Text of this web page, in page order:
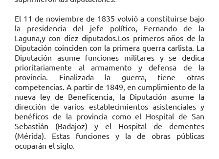
El 11 de noviembre de 1835 volvió a constituirse bajo
la presidencia del jefe político, Fernando de la
Laguna,y con diez diputados.Los primeros años de la
Diputación coinciden con la primera guerra carlista. La
Diputación asume funciones militares y se dedica
prioritariamente al armamento y defensa de la
provincia. Finalizada la guerra, tiene otras
competencias. A partir de 1849, en cumplimiento de la
nueva ley de Beneficencia, la Diputación asume la
dirección de varios establecimientos asistenciales y
benéficos de la provincia como el Hospital de San
Sebastián (Badajoz) y el Hospital de dementes
(Mérida). Estas funciones y la de obras públicas
ocuparán el siglo.